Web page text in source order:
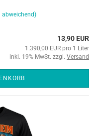
abweichend)
13,90 EUR
1.390,00 EUR pro 1 Liter
inkl. 19% MwSt. zzgl. Versand